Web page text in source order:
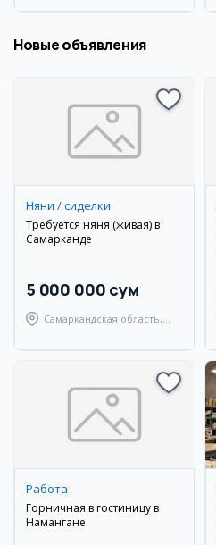
Новые объявления
Няни / сиделки
Требуется няня (живая) в
Самарканде
5 000 000 сум
Самаркандская область,
Работа
Горничная в гостиницу в
Намангане